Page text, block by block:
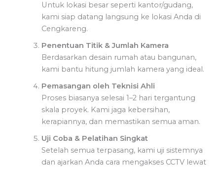
Untuk lokasi besar seperti kantor/gudang,
kami siap datang langsung ke lokasi Anda di
Cengkareng.
Penentuan Titik & Jumlah Kamera
Berdasarkan desain rumah atau bangunan,
kami bantu hitung jumlah kamera yang ideal.
Pemasangan oleh Teknisi Ahli
Proses biasanya selesai 1–2 hari tergantung
skala proyek. Kami jaga kebersihan,
kerapiannya, dan memastikan semua aman.
Uji Coba & Pelatihan Singkat
Setelah semua terpasang, kami uji sistemnya
dan ajarkan Anda cara mengakses CCTV lewat